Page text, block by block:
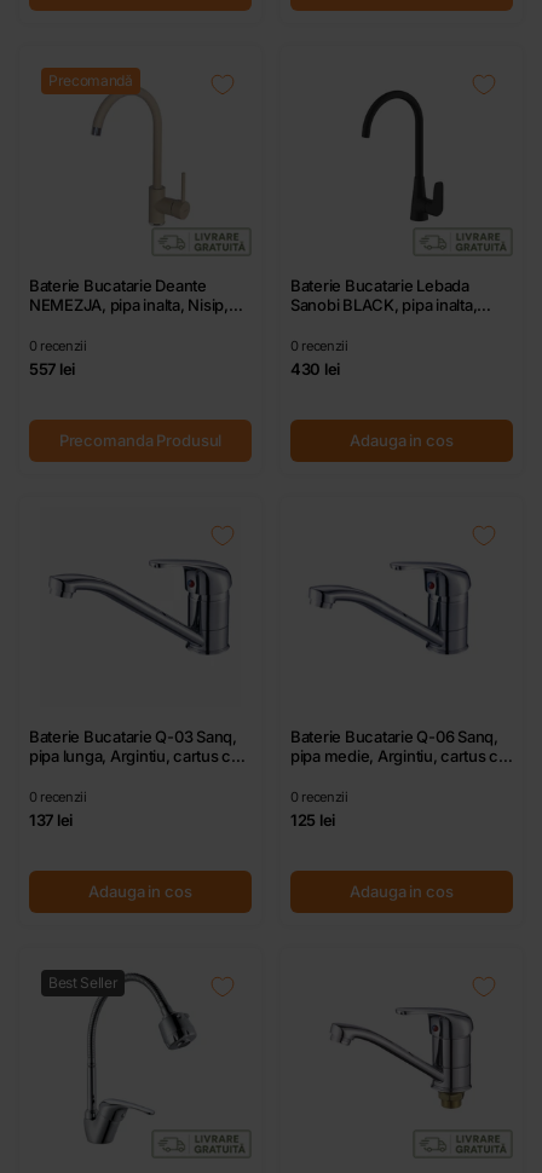
Precomandă
Baterie Bucatarie Deante
NEMEZJA, pipa inalta, Nisip,
0 recenzii
557 lei
Precomanda Produsul
Baterie Bucatarie Lebada
Sanobi BLACK, pipa inalta,
mm
0 recenzii
430 lei
Adauga in cos
Baterie Bucatarie Q-03 Sanq,
pipa lunga, Argintiu, cartus cu
0 recenzii
137 lei
Adauga in cos
Baterie Bucatarie Q-06 Sanq,
pipa medie, Argintiu, cartus cu
0 recenzii
125 lei
Adauga in cos
Best Seller